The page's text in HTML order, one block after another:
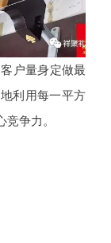
户量身定做最
利用每一平方
争力。